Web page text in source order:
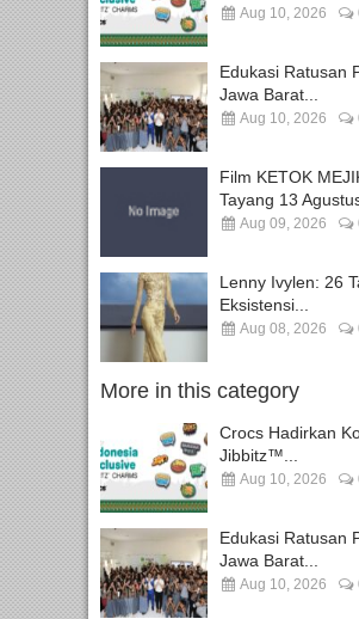
Aug 10, 2026
Edukasi Ratusan
Jawa Barat...
Aug 10, 2026
Film KETOK
Tayang 13
Aug 09, 2026
Lenny Ivylen: 26
Eksistensi...
Aug 08, 2026
More in this category
Crocs Hadirkan
Jibbitz™...
Aug 10, 2026
Edukasi Ratusan
Jawa Barat...
Aug 10, 2026